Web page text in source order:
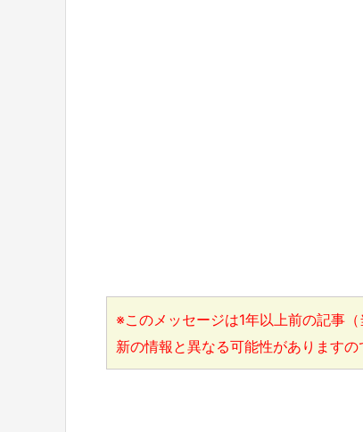
※このメッセージは1年以上前の記事
新の情報と異なる可能性があります